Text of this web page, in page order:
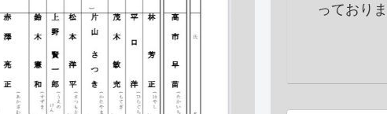
っており